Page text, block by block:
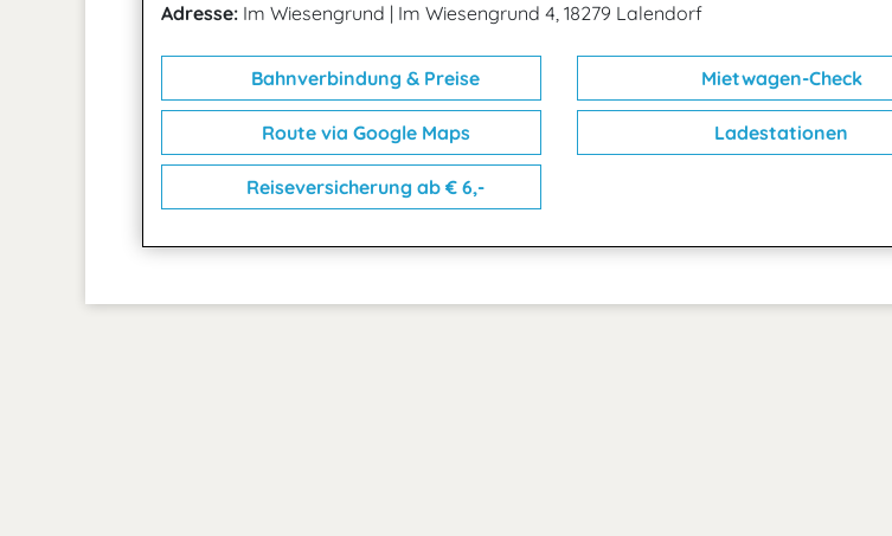
Adresse: Im Wiesengrund | Im Wiesengrund 4, 18279 Lalendorf
Bahnverbindung & Preise Mietwagen-Check
Route via Google Maps Ladestationen
Reiseversicherung ab € 6,-